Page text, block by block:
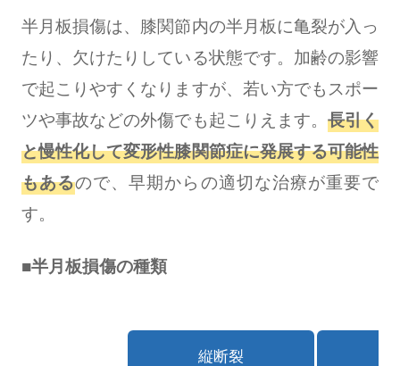
半月板損傷は、膝関節内の半月板に亀裂が入っ
たり、欠けたりしている状態です。加齢の影響
で起こりやすくなりますが、若い方でもスポー
ツや事故などの外傷でも起こりえます。 長引く
と慢性化して変形性膝関節症に発展する可能性
もあるので、早期からの適切な治療が重要で
す。
■半月板損傷の種類
縦断裂